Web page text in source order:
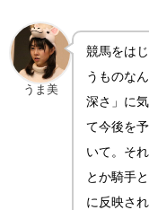
うま美
競馬をは
うものな
深さ」に
て今後を
いて。そ
とか騎手
に反映さ